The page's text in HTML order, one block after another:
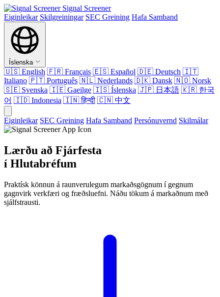
Signal Screener
Eiginleikar Skilgreiningar SEC Greining Hafa Samband
Íslenska
🇺🇸 English 🇫🇷 Français 🇪🇸 Español 🇩🇪 Deutsch 🇮🇹
Italiano 🇵🇹 Português 🇳🇱 Nederlands 🇩🇰 Dansk 🇳🇴 Norsk
🇸🇪 Svenska 🇮🇪 Gaeilge 🇮🇸 Íslenska 🇯🇵 日本語 🇰🇷 한국
어 🇮🇩 Indonesia 🇮🇳हिन्दी 🇨🇳 中文
Eiginleikar SEC Greining Hafa Samband Persónuvernd Skilmálar
Lærðu að Fjárfesta
í Hlutabréfum
Praktísk könnun á raunverulegum markaðsgögnum í gegnum
gagnvirk verkfæri og fræðsluefni. Náðu tökum á markaðnum með
sjálfstrausti.